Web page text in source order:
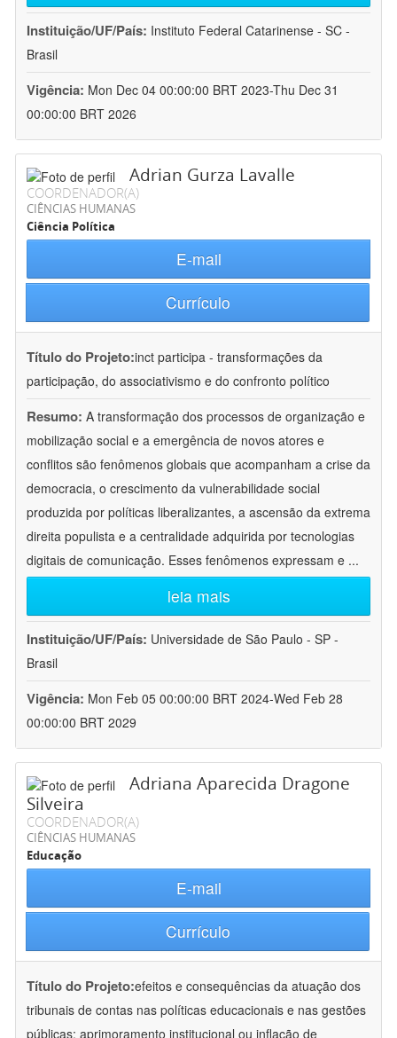
Instituição/UF/País: Instituto Federal Catarinense - SC -
Brasil
Vigência: Mon Dec 04 00:00:00 BRT 2023-Thu Dec 31
00:00:00 BRT 2026
Adrian Gurza Lavalle
COORDENADOR(A)
CIÊNCIAS HUMANAS
Ciência Política
E-mail
Currículo
Título do Projeto:inct participa - transformações da
participação, do associativismo e do confronto político
Resumo: A transformação dos processos de organização e
mobilização social e a emergência de novos atores e
conflitos são fenômenos globais que acompanham a crise da
democracia, o crescimento da vulnerabilidade social
produzida por políticas liberalizantes, a ascensão da extrema
direita populista e a centralidade adquirida por tecnologias
digitais de comunicação. Esses fenômenos expressam e ...
leia mais
Instituição/UF/País: Universidade de São Paulo - SP -
Brasil
Vigência: Mon Feb 05 00:00:00 BRT 2024-Wed Feb 28
00:00:00 BRT 2029
Adriana Aparecida Dragone
Silveira
COORDENADOR(A)
CIÊNCIAS HUMANAS
Educação
E-mail
Currículo
Título do Projeto:efeitos e consequências da atuação dos
tribunais de contas nas políticas educacionais e nas gestões
públicas: aprimoramento institucional ou inflação de